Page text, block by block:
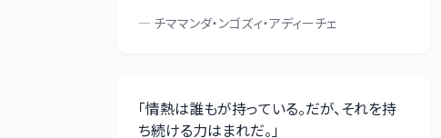
— チママンダ・ンゴズィ・アディーチェ
「情熱は誰もが持っている。だが、それを持
ち続ける力はまれだ。」